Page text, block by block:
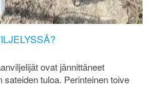
ovat jännittäneet
tuloa. Perinteinen toive